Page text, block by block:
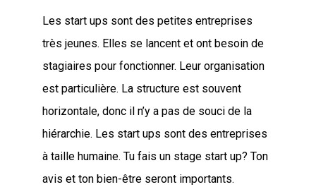
Les start ups sont des petites entreprises
très jeunes. Elles se lancent et ont besoin de
stagiaires pour fonctionner. Leur organisation
est particulière. La structure est souvent
horizontale, donc il n’y a pas de souci de la
hiérarchie. Les start ups sont des entreprises
à taille humaine. Tu fais un stage start up? Ton
avis et ton bien-être seront importants.